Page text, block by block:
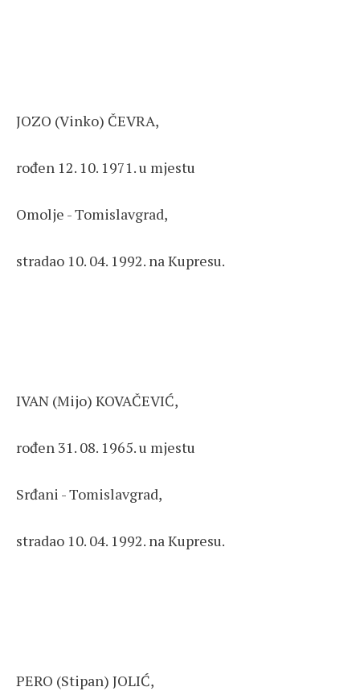
JOZO (Vinko) ČEVRA,
rođen 12. 10. 1971. u mjestu
Omolje - Tomislavgrad,
stradao 10. 04. 1992. na Kupresu.
IVAN (Mijo) KOVAČEVIĆ,
rođen 31. 08. 1965. u mjestu
Srđani - Tomislavgrad,
stradao 10. 04. 1992. na Kupresu.
PERO (Stipan) JOLIĆ,